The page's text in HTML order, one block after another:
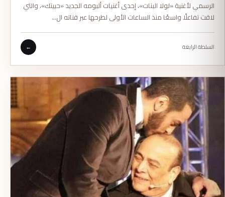
الرسمي لأغنية «لولا البنات»، إحدى أغنيات ألبومه الجديد «حبيتك»، والتي
لاقت تفاعلًا واسعًا منذ الساعات الأولى لطرحها عبر قناته ال…
السلطة الرابعة ←